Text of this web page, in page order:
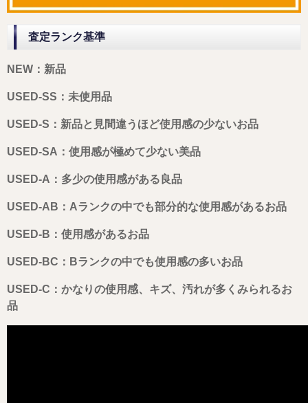
査定ランク基準
NEW：新品
USED-SS：未使用品
USED-S：新品と見間違うほど使用感の少ないお品
USED-SA：使用感が極めて少ない美品
USED-A：多少の使用感がある良品
USED-AB：Aランクの中でも部分的な使用感があるお品
USED-B：使用感があるお品
USED-BC：Bランクの中でも使用感の多いお品
USED-C：かなりの使用感、キズ、汚れが多くみられるお
品